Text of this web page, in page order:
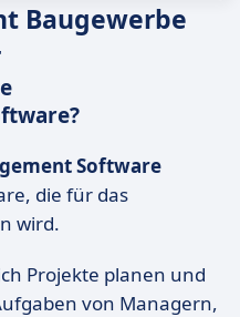
Baugewerbe
?
Software
die für das
wird.
Projekte planen und
von Managern,